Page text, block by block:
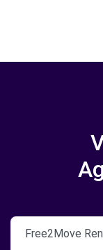
Free2Move